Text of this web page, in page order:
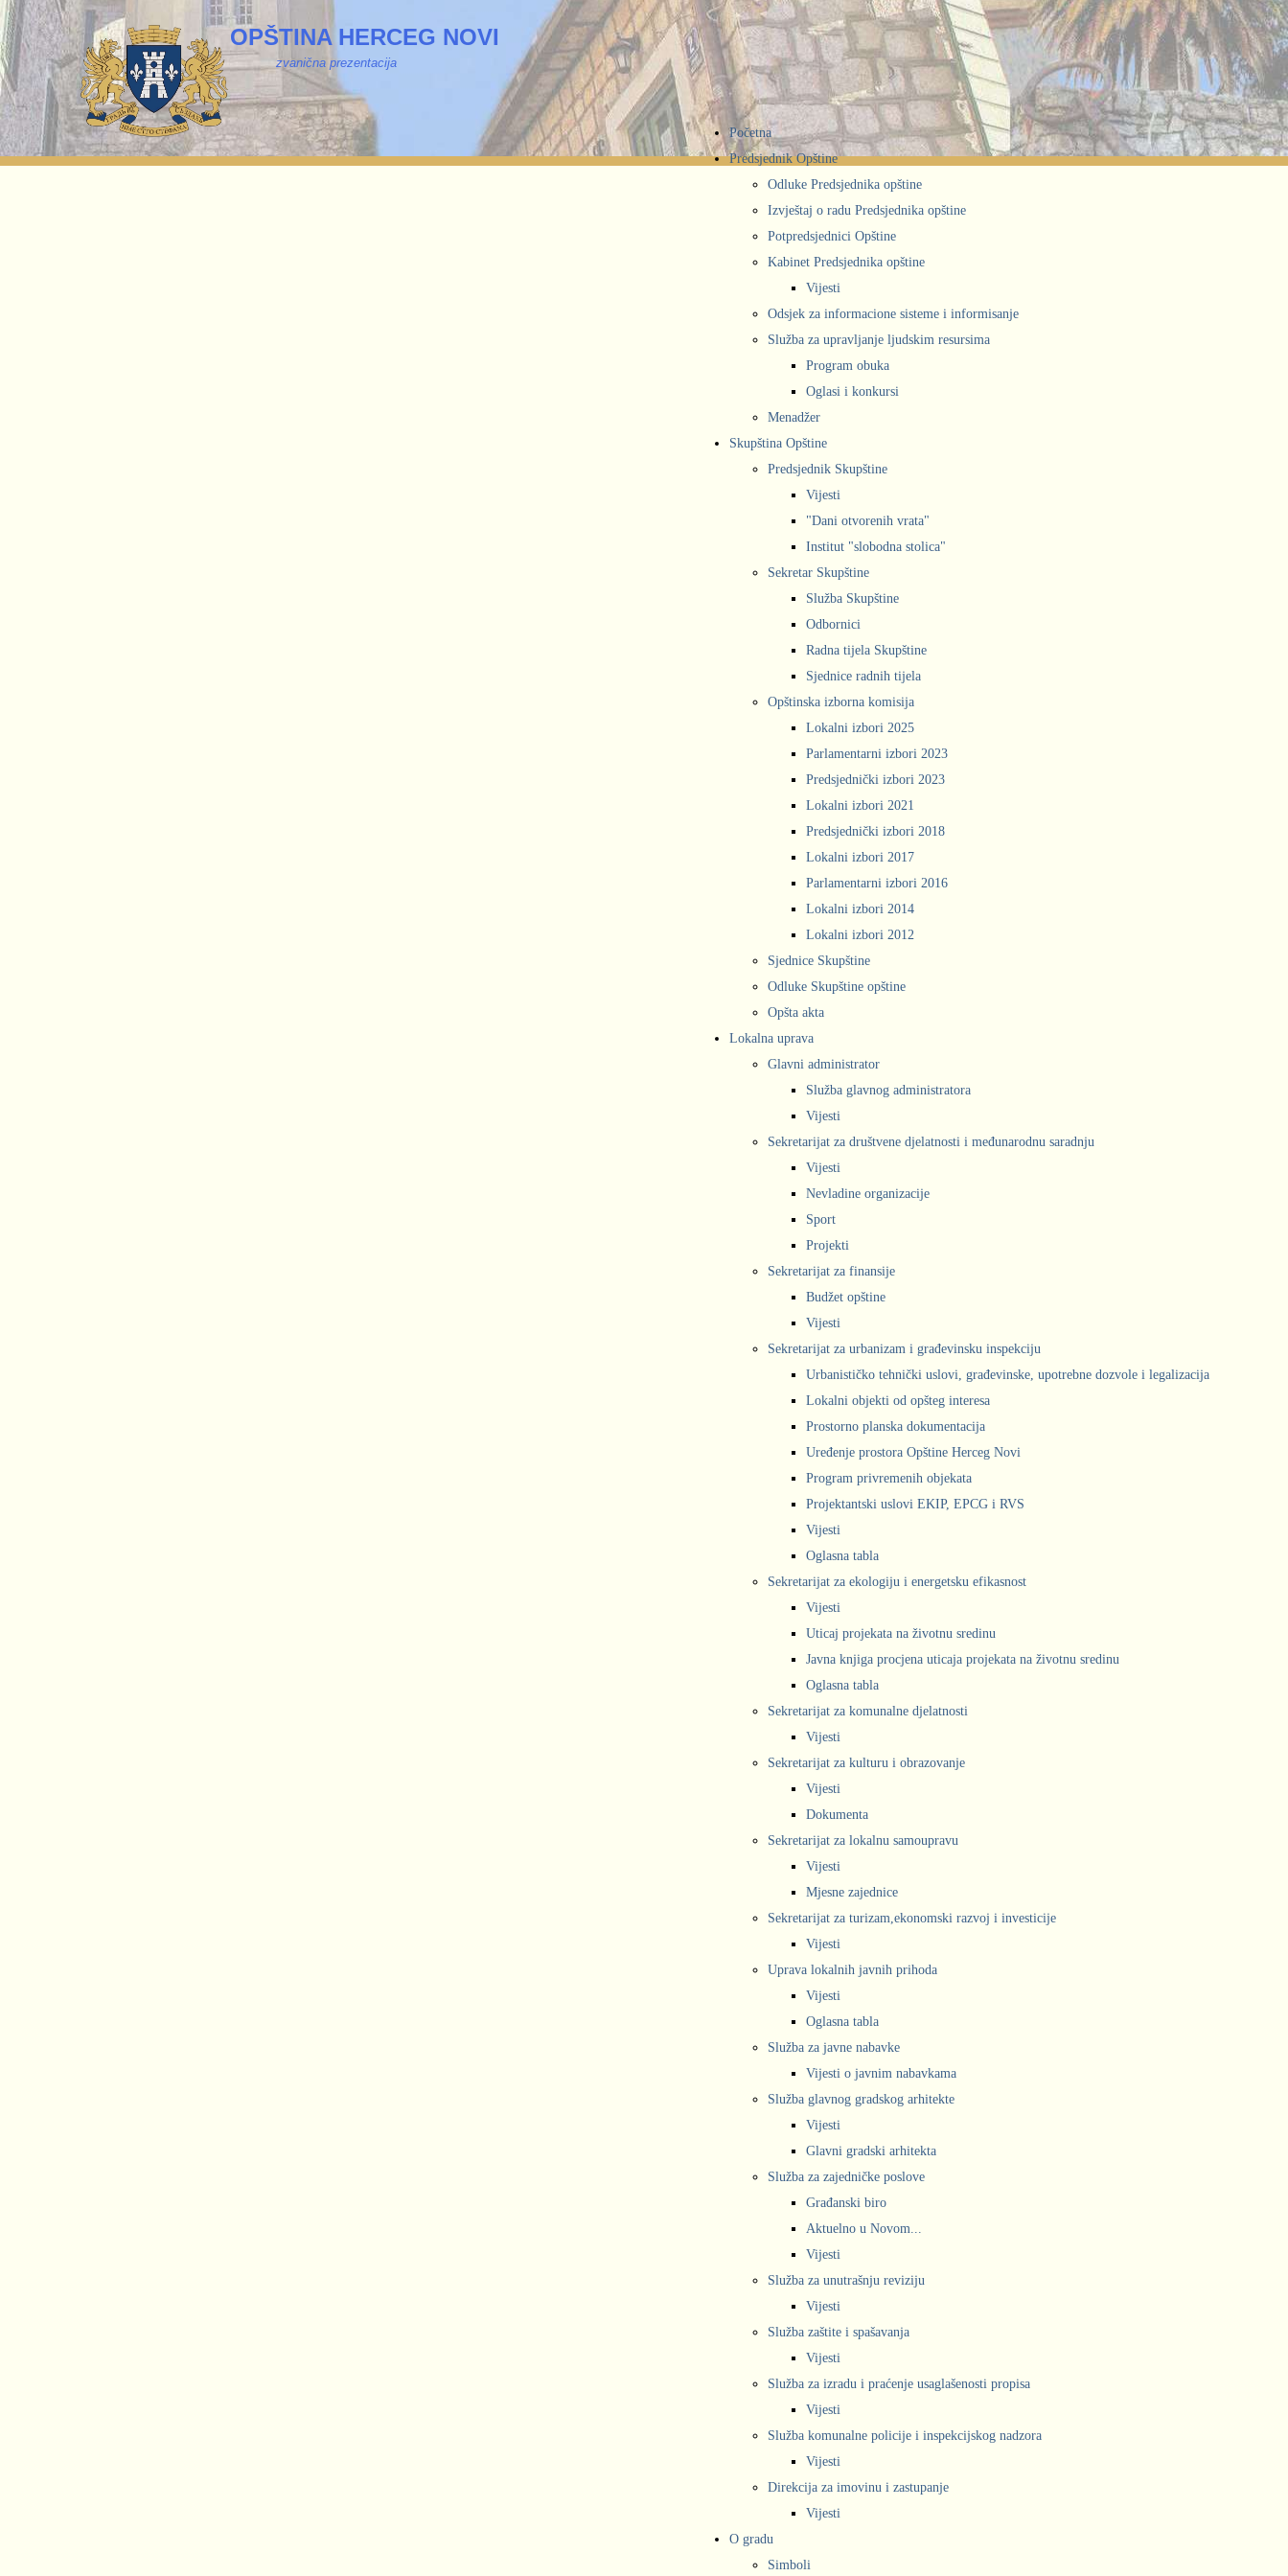
OPŠTINA HERCEG NOVI
zvanična prezentacija
Početna
Predsjednik Opštine
Odluke Predsjednika opštine
Izvještaj o radu Predsjednika opštine
Potpredsjednici Opštine
Kabinet Predsjednika opštine
Vijesti
Odsjek za informacione sisteme i informisanje
Služba za upravljanje ljudskim resursima
Program obuka
Oglasi i konkursi
Menadžer
Skupština Opštine
Predsjednik Skupštine
Vijesti
"Dani otvorenih vrata"
Institut "slobodna stolica"
Sekretar Skupštine
Služba Skupštine
Odbornici
Radna tijela Skupštine
Sjednice radnih tijela
Opštinska izborna komisija
Lokalni izbori 2025
Parlamentarni izbori 2023
Predsjednički izbori 2023
Lokalni izbori 2021
Predsjednički izbori 2018
Lokalni izbori 2017
Parlamentarni izbori 2016
Lokalni izbori 2014
Lokalni izbori 2012
Sjednice Skupštine
Odluke Skupštine opštine
Opšta akta
Lokalna uprava
Glavni administrator
Služba glavnog administratora
Vijesti
Sekretarijat za društvene djelatnosti i međunarodnu saradnju
Vijesti
Nevladine organizacije
Sport
Projekti
Sekretarijat za finansije
Budžet opštine
Vijesti
Sekretarijat za urbanizam i građevinsku inspekciju
Urbanističko tehnički uslovi, građevinske, upotrebne dozvole i legalizacija
Lokalni objekti od opšteg interesa
Prostorno planska dokumentacija
Uređenje prostora Opštine Herceg Novi
Program privremenih objekata
Projektantski uslovi EKIP, EPCG i RVS
Vijesti
Oglasna tabla
Sekretarijat za ekologiju i energetsku efikasnost
Vijesti
Uticaj projekata na životnu sredinu
Javna knjiga procjena uticaja projekata na životnu sredinu
Oglasna tabla
Sekretarijat za komunalne djelatnosti
Vijesti
Sekretarijat za kulturu i obrazovanje
Vijesti
Dokumenta
Sekretarijat za lokalnu samoupravu
Vijesti
Mjesne zajednice
Sekretarijat za turizam,ekonomski razvoj i investicije
Vijesti
Uprava lokalnih javnih prihoda
Vijesti
Oglasna tabla
Služba za javne nabavke
Vijesti o javnim nabavkama
Služba glavnog gradskog arhitekte
Vijesti
Glavni gradski arhitekta
Služba za zajedničke poslove
Građanski biro
Aktuelno u Novom...
Vijesti
Služba za unutrašnju reviziju
Vijesti
Služba zaštite i spašavanja
Vijesti
Služba za izradu i praćenje usaglašenosti propisa
Vijesti
Služba komunalne policije i inspekcijskog nadzora
Vijesti
Direkcija za imovinu i zastupanje
Vijesti
O gradu
Simboli